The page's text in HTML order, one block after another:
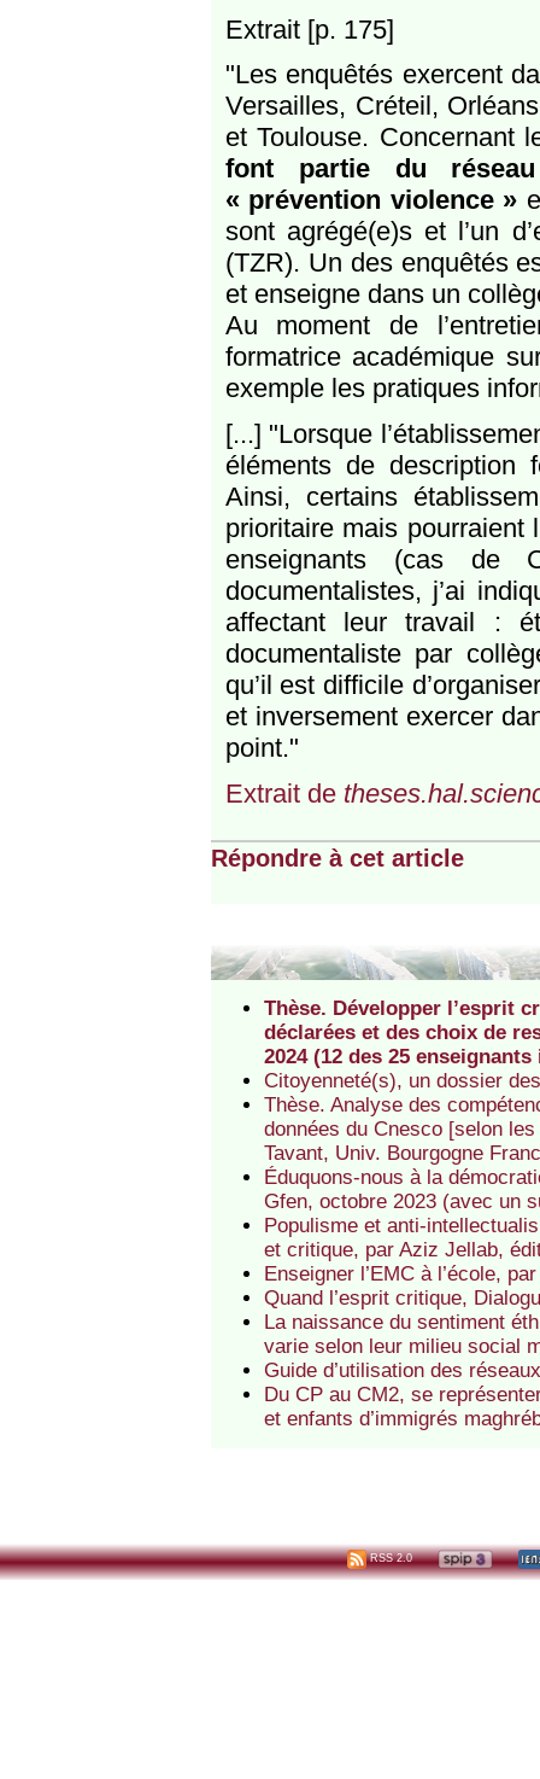
Extrait [p. 175]
"Les enquêtés exercent
Versailles, Créteil,
et Toulouse. Concernant
font partie du réseau
« prévention violence »
sont agrégé(e)s et l’un
(TZR). Un des enquêtés
et enseigne dans un
Au moment de
formatrice académique
exemple les pratiques
[...] "Lorsque
éléments de description
Ainsi, certains
prioritaire mais pourraient
enseignants (cas de
documentalistes, j’ai
affectant leur travail :
documentaliste par
qu’il est difficile
et inversement exercer
point."
Extrait de
Répondre à cet article
Thèse. Développer l’esprit
déclarées et des choix de
2024 (12 des 25
Citoyenneté(s), un dossier
Thèse. Analyse des
données du Cnesco [selon
Tavant, Univ. Bourgogne
Éduquons-nous à la
Gfen, octobre 2023 (avec un
Populisme et anti-
et critique, par Aziz Jellab,
Enseigner l’EMC à l’école,
Quand l’esprit critique,
La naissance du sentiment
varie selon leur milieu social
Guide d’utilisation des
Du CP au CM2, se
et enfants d’immigrés
RSS 2.0